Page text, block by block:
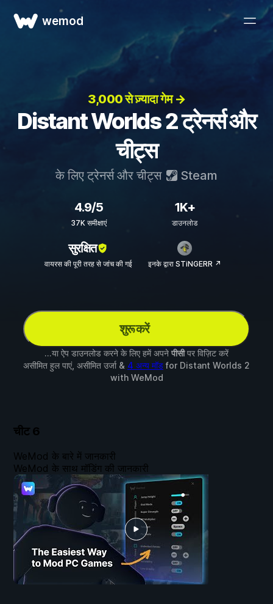
wemod
3,000 से ज़्यादा गेम →
Distant Worlds 2 ट्रेनर्स और
चीट्स
के लिए ट्रेनर्स और चीट्स Steam
4.9/5
37K समीक्षाएं
1K+
डाउनलोड
सुरक्षित
वायरस की पूरी तरह से जांच की गई इनके द्वारा STiNGERR ↗
शुरू करें
...या ऐप डाउनलोड करने के लिए हमें अपने पीसीपर विज़िट करें
असीमित हुल पाएं, असीमित उर्जा & 4 अन्य मॉडfor Distant Worlds 2
with WeMod
चीट 6
WeMod के बारे में जानकारी
WeMod के साथ मॉडिंग की जानकारी